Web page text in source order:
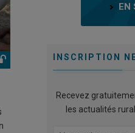
EN
INSCRIPTION
Recevez
les actualités